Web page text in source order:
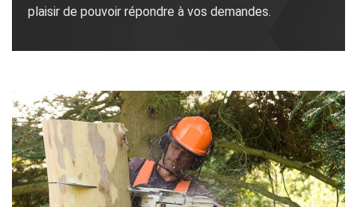
plaisir de pouvoir répondre à vos demandes.